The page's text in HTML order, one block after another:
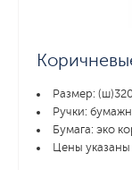
Размер:
Ручки:
Бумага: эко
Цены указаны